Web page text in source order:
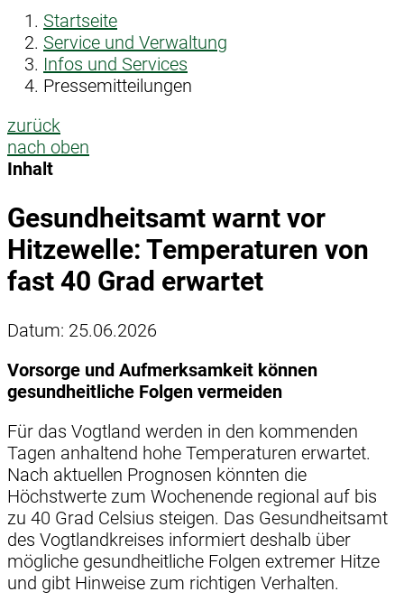
Startseite
Service und Verwaltung
Infos und Services
Pressemitteilungen
zurück
nach oben
Inhalt
Gesundheitsamt warnt vor
Hitzewelle: Temperaturen von
fast 40 Grad erwartet
Datum: 25.06.2026
Vorsorge und Aufmerksamkeit können
gesundheitliche Folgen vermeiden
Für das Vogtland werden in den kommenden
Tagen anhaltend hohe Temperaturen erwartet.
Nach aktuellen Prognosen könnten die
Höchstwerte zum Wochenende regional auf bis
zu 40 Grad Celsius steigen. Das Gesundheitsamt
des Vogtlandkreises informiert deshalb über
mögliche gesundheitliche Folgen extremer Hitze
und gibt Hinweise zum richtigen Verhalten.